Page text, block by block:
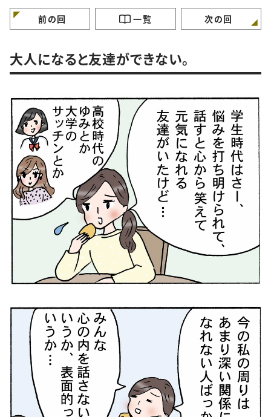
前の回 一覧 次の回
大人になると友達ができない。